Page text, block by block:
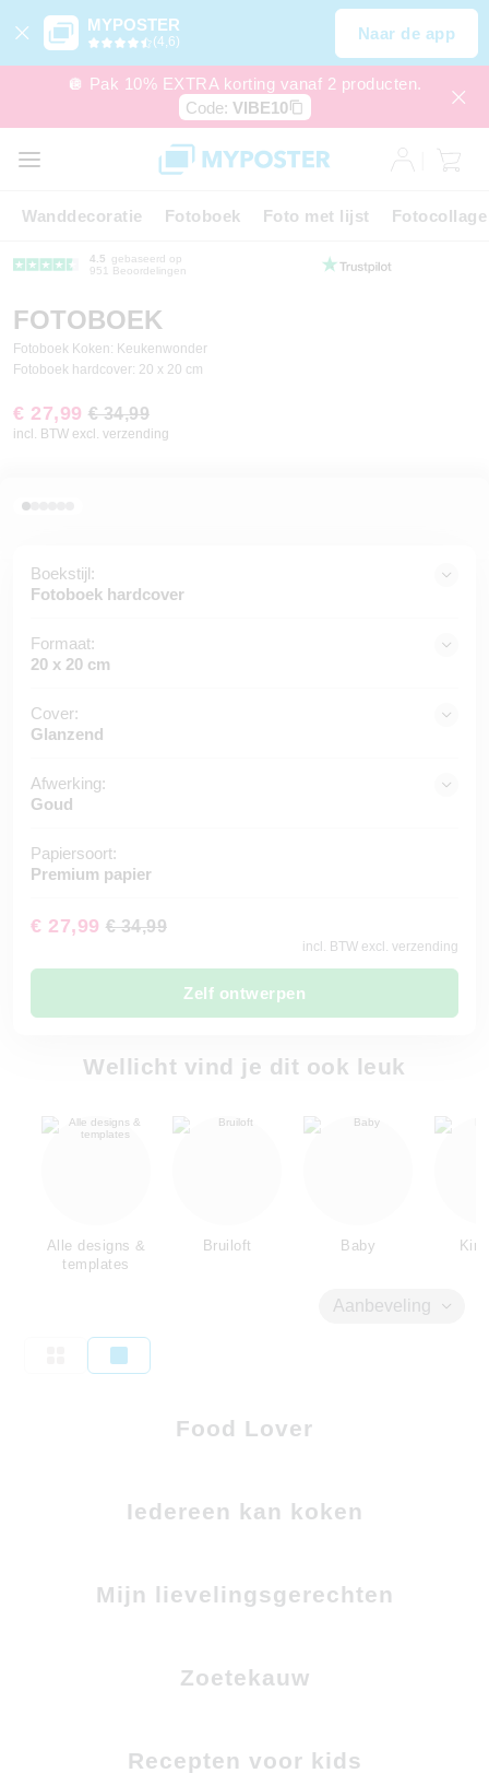
MYPOSTER
(4,6) Naar de app
🪩 Pak 10% EXTRA korting vanaf 2 producten.
Code: VIBE10
Wanddecoratie Fotoboek Foto met lijst Fotocollage
4.5
gebaseerd op
951 Beoordelingen
FOTOBOEK
Fotoboek Koken: Keukenwonder
Fotoboek hardcover: 20 x 20 cm
€ 27,99 € 34,99
incl. BTW excl. verzending
Boekstijl:
Fotoboek hardcover
Formaat:
20 x 20 cm
Cover:
Glanzend
Afwerking:
Goud
Papiersoort:
Premium papier
€ 27,99 € 34,99
incl. BTW excl. verzending
Zelf ontwerpen
Wellicht vind je dit ook leuk
Alle designs &
templates
Bruiloft Baby
Aanbeveling
Food Lover
Iedereen kan koken
Mijn lievelingsgerechten
Zoetekauw
Recepten voor kids